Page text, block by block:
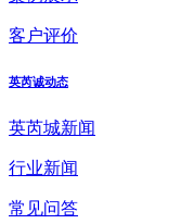
客户评价
英芮诚动态
英芮城新闻
行业新闻
常见问答